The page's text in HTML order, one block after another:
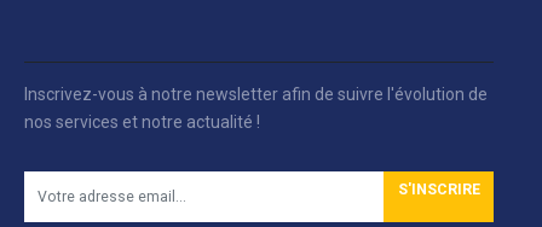
Inscrivez-vous à notre newsletter afin de suivre l'évolution de
nos services et notre actualité !
S'INSCRIRE